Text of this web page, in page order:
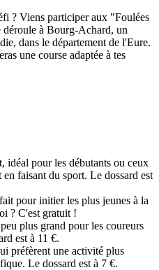
? Viens participer aux "Foulées
déroule à Bourg-Achard, un
dans le département de l'Eure.
une course adaptée à tes
idéal pour les débutants ou ceux
faisant du sport. Le dossard est
pour initier les plus jeunes à la
? C'est gratuit !
plus grand pour les coureurs
est à 11 €.
préfèrent une activité plus
Le dossard est à 7 €.